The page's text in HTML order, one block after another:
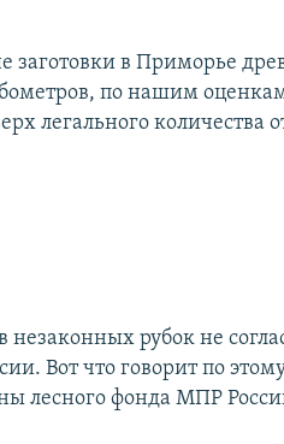
заготовки в Приморье
по нашим
легального количества
незаконных рубок не
Вот что говорит по
лесного фонда МПР